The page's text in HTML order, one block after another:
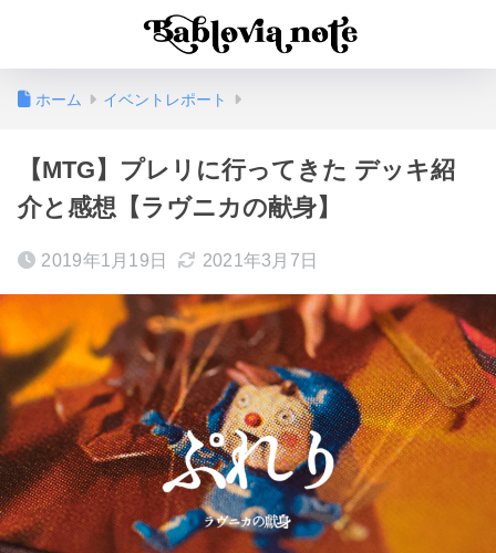
ホーム イベントレポート
【MTG】プレリに行ってきた デッキ紹
介と感想【ラヴニカの献身】
2019年1月19日 2021年3月7日